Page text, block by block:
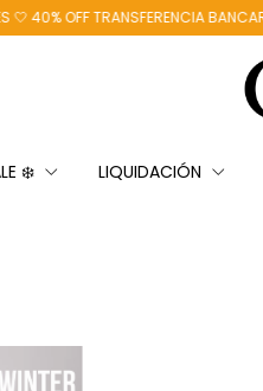
OFF TRANSFERENCIA BANCARIA🤍
❄️ LIQUIDACIÓN